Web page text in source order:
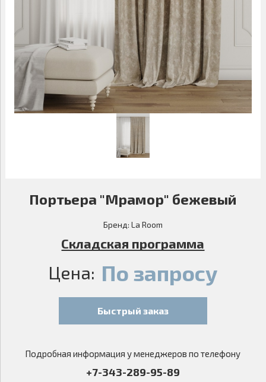
Портьера "Мрамор" бежевый
Бренд: La Room
Складская программа
Цена: По запросу
Быстрый заказ
Подробная информация у менеджеров по телефону
+7-343-289-95-89